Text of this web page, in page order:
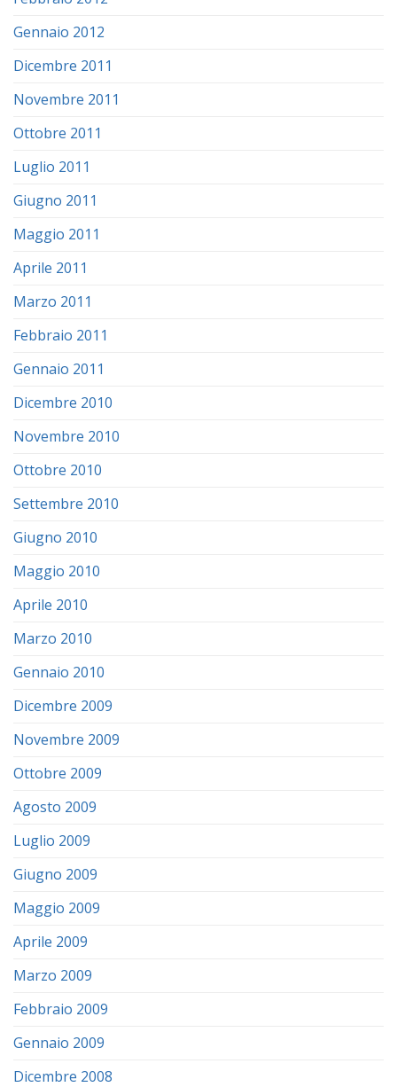
Gennaio 2012
Dicembre 2011
Novembre 2011
Ottobre 2011
Luglio 2011
Giugno 2011
Maggio 2011
Aprile 2011
Marzo 2011
Febbraio 2011
Gennaio 2011
Dicembre 2010
Novembre 2010
Ottobre 2010
Settembre 2010
Giugno 2010
Maggio 2010
Aprile 2010
Marzo 2010
Gennaio 2010
Dicembre 2009
Novembre 2009
Ottobre 2009
Agosto 2009
Luglio 2009
Giugno 2009
Maggio 2009
Aprile 2009
Marzo 2009
Febbraio 2009
Gennaio 2009
Dicembre 2008